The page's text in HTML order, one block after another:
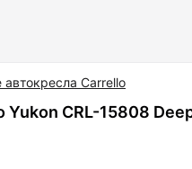
автокресла Carrello
Yukon CRL-15808